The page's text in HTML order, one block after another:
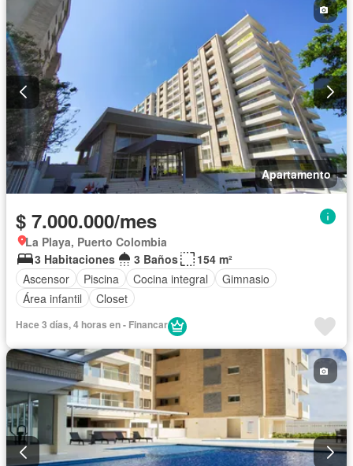
Apartamento
$ 7.000.000/mes
La Playa, Puerto Colombia
3 Habitaciones
3 Baños
154 m²
Ascensor
Piscina Cocina integral
Gimnasio
Área infantil
Closet
Hace 3 días, 4 horas en - Financar